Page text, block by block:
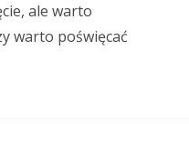
ale warto
warto poświęcać